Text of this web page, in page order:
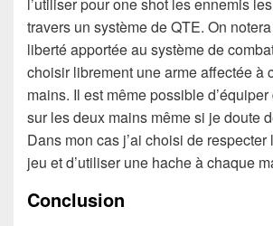
travers un système de QTE. On
liberté apportée au système de
choisir librement une arme affectée à
mains. Il est même possible
sur les deux mains même si je doute
Dans mon cas j’ai choisi de respecter
jeu et d’utiliser une hache à chaque
Conclusion